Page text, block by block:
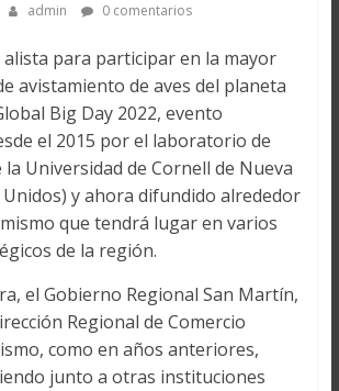
admin 0 comentarios
para participar en la mayor
avistamiento de aves del planeta
Big Day 2022, evento
el 2015 por el laboratorio de
Universidad de Cornell de Nueva
Unidos) y ahora difundido alrededor
que tendrá lugar en varios
de la región.
el Gobierno Regional San Martín,
Regional de Comercio
como en años anteriores,
junto a otras instituciones